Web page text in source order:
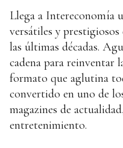
Llega a Intereconomía
versátiles y
las últimas décadas.
cadena para reinventar
formato que aglutina
convertido en uno de
magazines de
entretenimiento.